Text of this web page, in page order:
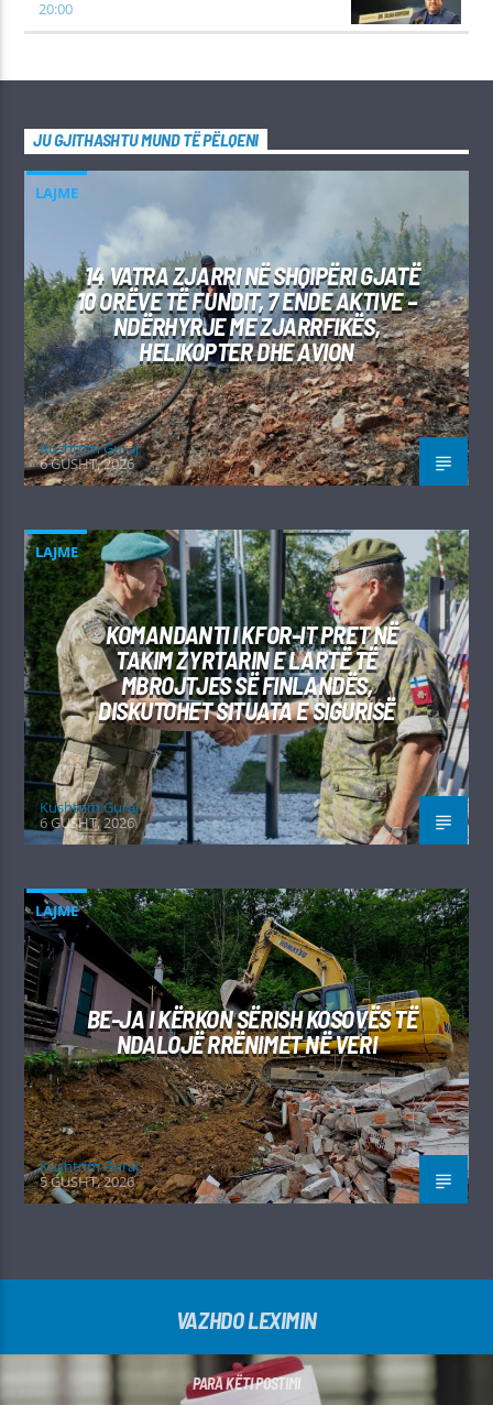
20:00
JU GJITHASHTU MUND TË PËLQENI
LAJME
14 VATRA ZJARRI NË SHQIPËRI GJATË
10 ORËVE TË FUNDIT, 7 ENDE AKTIVE –
NDËRHYRJE ME ZJARRFIKËS,
HELIKOPTER DHE AVION
Kushtrim Guraj
6 GUSHT, 2026
LAJME
KOMANDANTI I KFOR-IT PRET NË
TAKIM ZYRTARIN E LARTË TË
MBROJTJES SË FINLANDËS,
DISKUTOHET SITUATA E SIGURISË
Kushtrim Guraj
6 GUSHT, 2026
LAJME
BE-JA I KËRKON SËRISH KOSOVËS TË
NDALOJË RRËNIMET NË VERI
Kushtrim Guraj
5 GUSHT, 2026
VAZHDO LEXIMIN
PARA KËTI POSTIMI